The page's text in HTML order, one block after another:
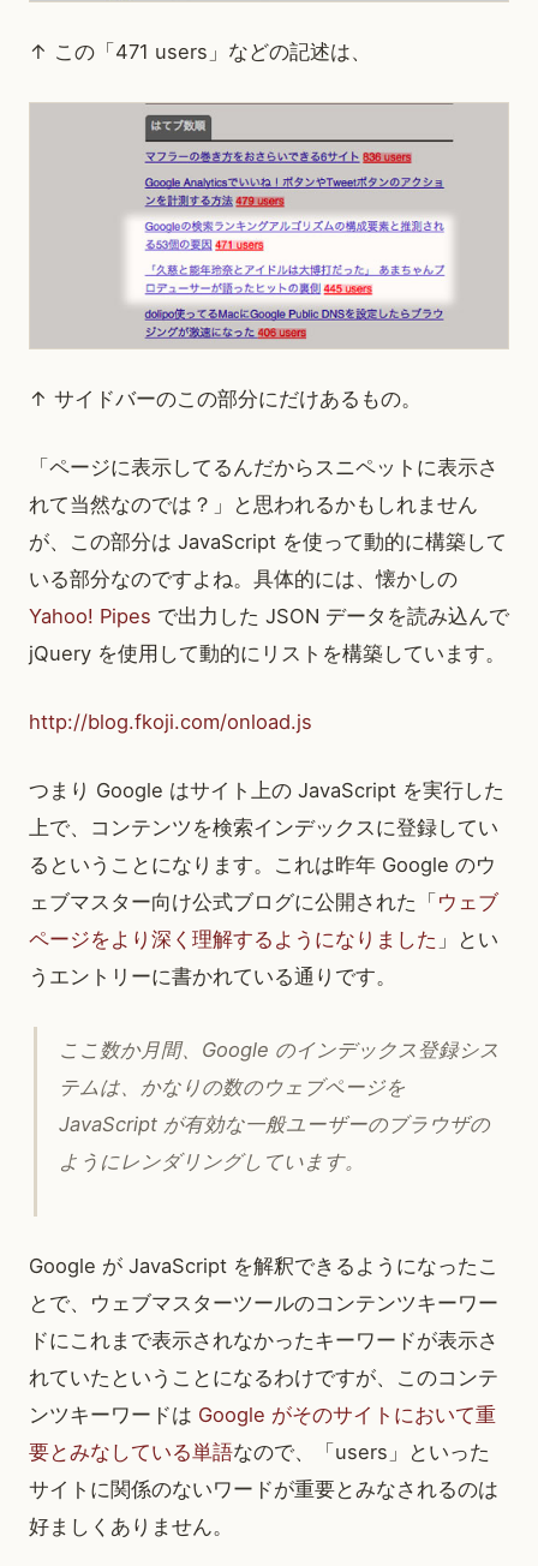
↑ この「471 users」などの記述は、
↑ サイドバーのこの部分にだけあるもの。
「ページに表示してるんだからスニペットに表示さ
れて当然なのでは？」と思われるかもしれません
が、この部分は JavaScript を使って動的に構築して
いる部分なのですよね。具体的には、懐かしの
Yahoo! Pipes で出力した JSON データを読み込んで
jQuery を使用して動的にリストを構築しています。
http://blog.fkoji.com/onload.js
つまり Google はサイト上の JavaScript を実行した
上で、コンテンツを検索インデックスに登録してい
るということになります。これは昨年 Google のウ
ェブマスター向け公式ブログに公開された「 ウェブ
ページをより深く理解するようになりました 」とい
うエントリーに書かれている通りです。
ここ数か月間、Google のインデックス登録シス
テムは、かなりの数のウェブページを
JavaScript が有効な一般ユーザーのブラウザの
ようにレンダリングしています。
Google が JavaScript を解釈できるようになったこ
とで、ウェブマスターツールのコンテンツキーワー
ドにこれまで表示されなかったキーワードが表示さ
れていたということになるわけですが、このコンテ
ンツキーワードは Google がそのサイトにおいて重
要とみなしている単語なので、「users」といった
サイトに関係のないワードが重要とみなされるのは
好ましくありません。